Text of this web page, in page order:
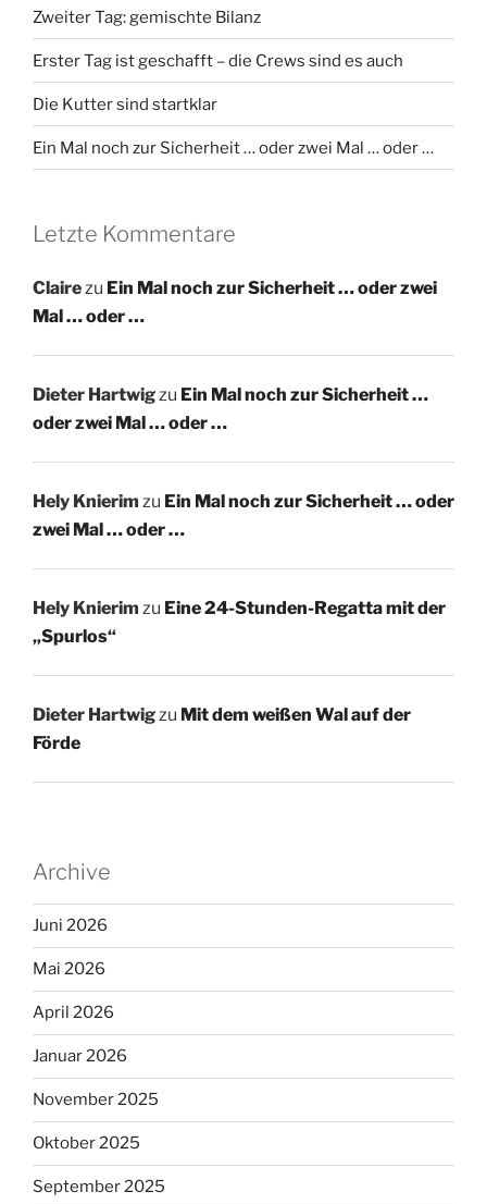
Zweiter Tag: gemischte Bilanz
Erster Tag ist geschafft – die Crews sind es auch
Die Kutter sind startklar
Ein Mal noch zur Sicherheit … oder zwei Mal … oder …
Letzte Kommentare
Claire zu Ein Mal noch zur Sicherheit … oder zwei
Mal … oder …
Dieter Hartwig zu Ein Mal noch zur Sicherheit …
oder zwei Mal … oder …
Hely Knierim zu Ein Mal noch zur Sicherheit … oder
zwei Mal … oder …
Hely Knierim zu Eine 24-Stunden-Regatta mit der
„Spurlos“
Dieter Hartwig zu Mit dem weißen Wal auf der
Förde
Archive
Juni 2026
Mai 2026
April 2026
Januar 2026
November 2025
Oktober 2025
September 2025